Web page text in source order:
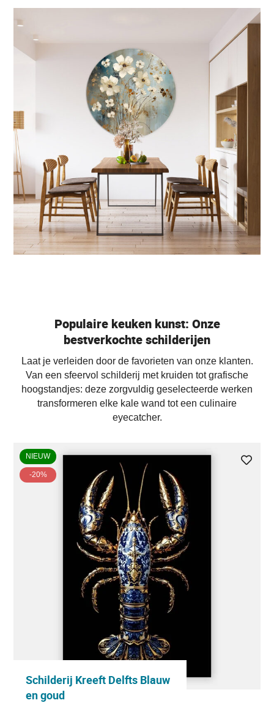
Populaire keuken kunst: Onze
bestverkochte schilderijen
Laat je verleiden door de favorieten van onze klanten.
Van een sfeervol schilderij met kruiden tot grafische
hoogstandjes: deze zorgvuldig geselecteerde werken
transformeren elke kale wand tot een culinaire
eyecatcher.
NIEUW
-20%
Schilderij Kreeft Delfts Blauw
en goud